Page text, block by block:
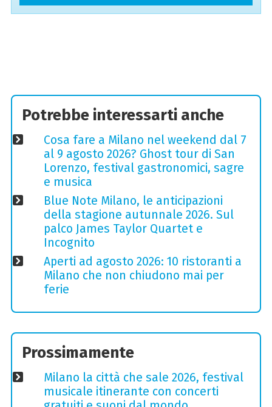
Potrebbe interessarti anche
Cosa fare a Milano nel weekend dal 7
al 9 agosto 2026? Ghost tour di San
Lorenzo, festival gastronomici, sagre
e musica
Blue Note Milano, le anticipazioni
della stagione autunnale 2026. Sul
palco James Taylor Quartet e
Incognito
Aperti ad agosto 2026: 10 ristoranti a
Milano che non chiudono mai per
ferie
Prossimamente
Milano la città che sale 2026, festival
musicale itinerante con concerti